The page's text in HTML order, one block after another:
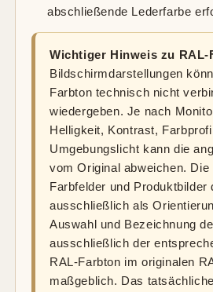
abschließende Lederfarbe
Wichtiger Hinweis zu RAL-
Bildschirmdarstellungen
Farbton technisch nicht
wiedergeben. Je nach
Helligkeit, Kontrast,
Umgebungslicht kann die
vom Original abweichen. Die
Farbfelder und Produktbilder
ausschließlich als
Auswahl und Bezeichnung
ausschließlich der
RAL-Farbton im originalen
maßgeblich. Das tatsächliche